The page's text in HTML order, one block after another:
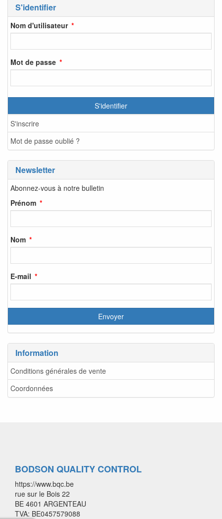
S'identifier
Nom d'utilisateur
Mot de passe
S'identifier
S'inscrire
Mot de passe oublié ?
Newsletter
Abonnez-vous à notre bulletin
Prénom
Nom
E-mail
Information
Conditions générales de vente
Coordonnées
BODSON QUALITY CONTROL
https://www.bqc.be
rue sur le Bois 22
BE 4601 ARGENTEAU
TVA: BE0457579088